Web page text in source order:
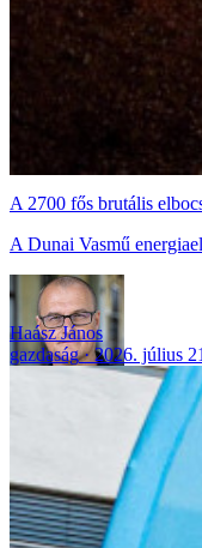
A 2700 fős brutális
A Dunai Vasmű
Haász János
gazdaság
2026. július